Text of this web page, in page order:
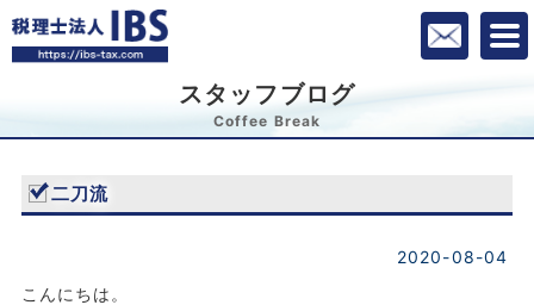
スタッフブログ
Coffee Break
二刀流
2020-08-04
こんにちは。